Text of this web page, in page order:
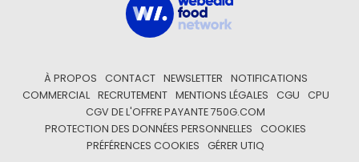
À PROPOS CONTACT NEWSLETTER
NOTIFICATIONS
COMMERCIAL
RECRUTEMENT MENTIONS LÉGALES CGU
CPU
CGV DE L'OFFRE PAYANTE 750G.COM
PROTECTION DES DONNÉES PERSONNELLES
COOKIES
PRÉFÉRENCES COOKIES
GÉRER UTIQ